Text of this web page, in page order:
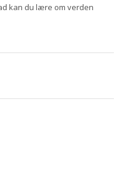
kan du lære om verden